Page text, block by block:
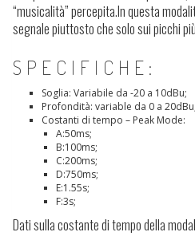
“musicalità” percepita.In questa
segnale piuttosto che solo sui picchi
SPECIFICHE:
Soglia: Variabile da -20 a 10dBu;
Profondità: variable da 0 a 20dBu;
Costanti di tempo – Peak Mode:
A:50ms;
B:100ms;
C:200ms;
D:750ms;
E:1.55s;
F:3s;
Dati sulla costante di tempo della